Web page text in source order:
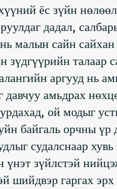
ёс зүйн
дадал,
малын сайн
талаар
аргууд нь
давчуу амьдрах
ой модыг
байгаль орчны үр
судалснаар
зүйлстэй
шийдвэр гаргах